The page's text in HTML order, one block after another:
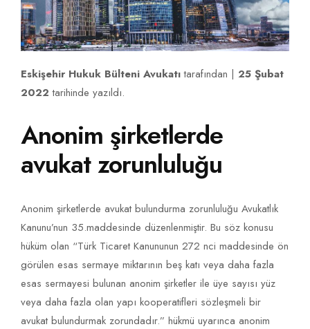
Eskişehir Hukuk Bülteni Avukatıtarafından | 25 Şubat
2022 tarihinde yazıldı.
Anonim şirketlerde
avukat zorunluluğu
Anonim şirketlerde avukat bulundurma zorunluluğu Avukatlık
Kanunu’nun 35.maddesinde düzenlenmiştir. Bu söz konusu
hüküm olan “Türk Ticaret Kanununun 272 nci maddesinde ön
görülen esas sermaye miktarının beş katı veya daha fazla
esas sermayesi bulunan anonim şirketler ile üye sayısı yüz
veya daha fazla olan yapı kooperatifleri sözleşmeli bir
avukat bulundurmak zorundadır.” hükmü uyarınca anonim